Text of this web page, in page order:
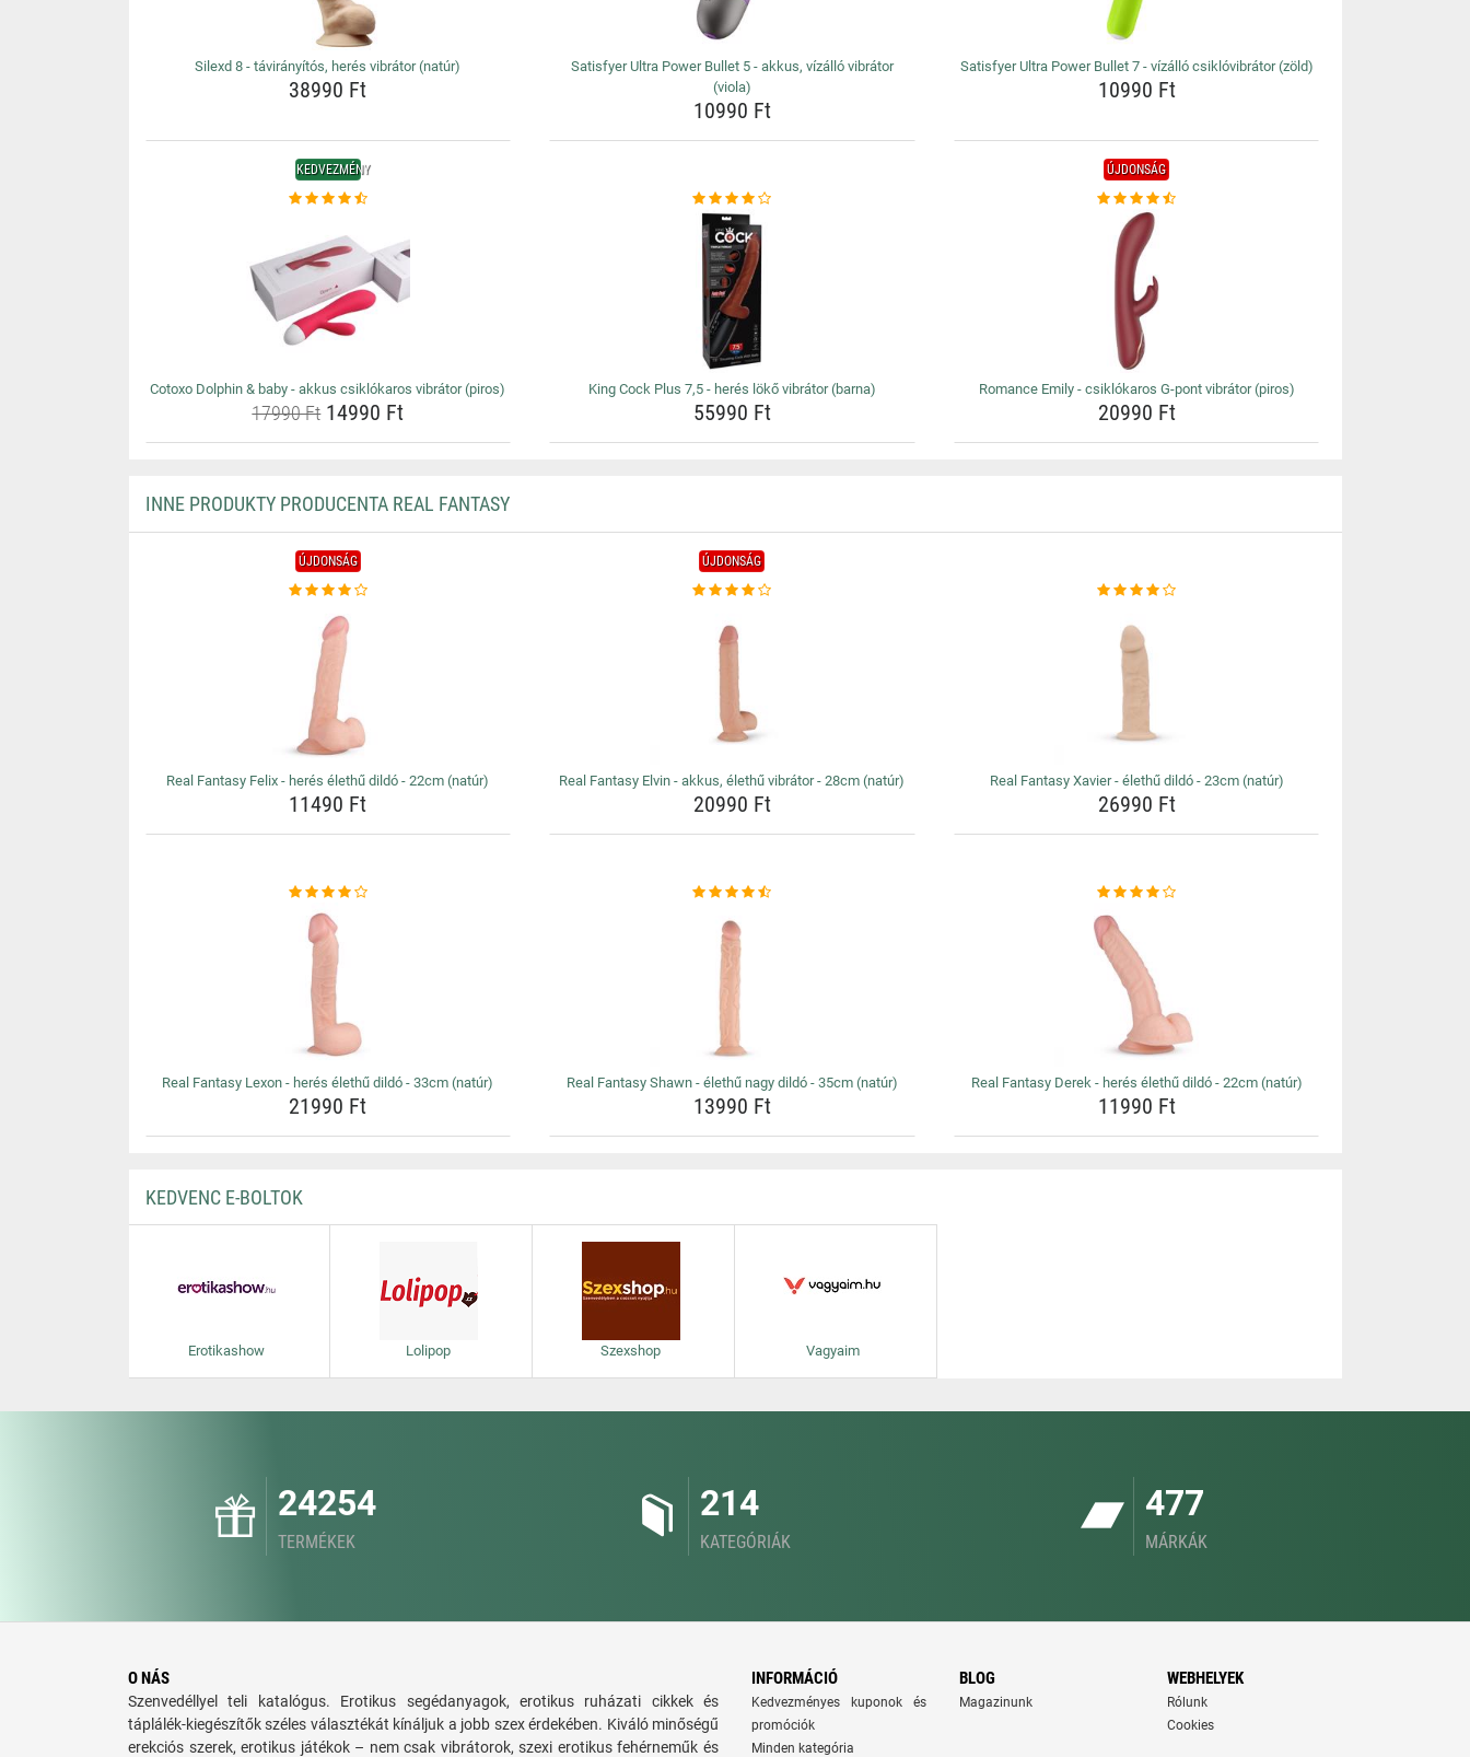
Silexd 8 - távirányítós, herés vibrátor (natúr)
38990 Ft
Satisfyer Ultra Power Bullet 5 - akkus, vízálló vibrátor
(viola)
10990 Ft
Satisfyer Ultra Power Bullet 7 - vízálló csiklóvibrátor (zöld)
10990 Ft
KEDVEZMÉNY
Cotoxo Dolphin & baby - akkus csiklókaros vibrátor (piros)
17990 Ft14990 Ft
King Cock Plus 7,5 - herés lökő vibrátor (barna)
55990 Ft
ÚJDONSÁG
Romance Emily - csiklókaros G-pont vibrátor (piros)
20990 Ft
INNE PRODUKTY PRODUCENTA REAL FANTASY
ÚJDONSÁG
Real Fantasy Felix - herés élethű dildó - 22cm (natúr)
11490 Ft
ÚJDONSÁG
Real Fantasy Elvin - akkus, élethű vibrátor - 28cm (natúr)
20990 Ft
Real Fantasy Xavier - élethű dildó - 23cm (natúr)
26990 Ft
Real Fantasy Lexon - herés élethű dildó - 33cm (natúr)
21990 Ft
Real Fantasy Shawn - élethű nagy dildó - 35cm (natúr)
13990 Ft
Real Fantasy Derek - herés élethű dildó - 22cm (natúr)
11990 Ft
KEDVENC E-BOLTOK
Erotikashow Lolipop Szexshop Vagyaim
24254
TERMÉKEK
214
KATEGÓRIÁK
477
MÁRKÁK
O NÁS
Szenvedéllyel teli katalógus. Erotikus segédanyagok, erotikus ruházati cikkek és
táplálék-kiegészítők széles választékát kínáljuk a jobb szex érdekében. Kiváló minőségű
erekciós szerek, erotikus játékok – nem csak vibrátorok, szexi erotikus fehérneműk és
INFORMÁCIÓ
Kedvezményes kuponok és
promóciók
Minden kategória
BLOG
Magazinunk
WEBHELYEK
Rólunk
Cookies